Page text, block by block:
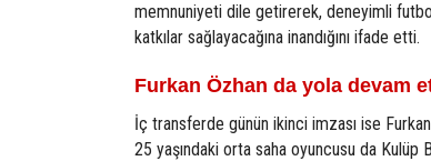
memnuniyeti dile getirerek, deneyimli
katkılar sağlayacağına inandığını ifade etti.
Furkan Özhan da yola devam
İç transferde günün ikinci imzası ise
25 yaşındaki orta saha oyuncusu da Kulüp